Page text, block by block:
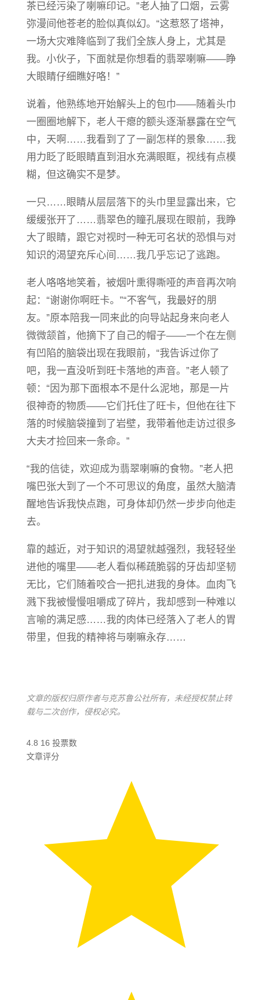
茶已经污染了喇嘛印记。”老人抽了口烟，云雾
弥漫间他苍老的脸似真似幻。“这惹怒了塔神，
一场大灾难降临到了我们全族人身上，尤其是
我。小伙子，下面就是你想看的翡翠喇嘛——睁
大眼睛仔细瞧好咯！”
说着，他熟练地开始解头上的包巾——随着头巾
一圈圈地解下，老人干瘪的额头逐渐暴露在空气
中，天啊……我看到了了一副怎样的景象……我
用力眨了眨眼睛直到泪水充满眼眶，视线有点模
糊，但这确实不是梦。
一只……眼睛从层层落下的头巾里显露出来，它
缓缓张开了……翡翠色的瞳孔展现在眼前，我睁
大了眼睛，跟它对视时一种无可名状的恐惧与对
知识的渴望充斥心间……我几乎忘记了逃跑。
老人咯咯地笑着，被烟叶熏得嘶哑的声音再次响
起：“谢谢你啊旺卡。”“不客气，我最好的朋
友。”原本陪我一同来此的向导站起身来向老人
微微颔首，他摘下了自己的帽子——一个在左侧
有凹陷的脑袋出现在我眼前，“我告诉过你了
吧，我一直没听到旺卡落地的声音。”老人顿了
顿：“因为那下面根本不是什么泥地，那是一片
很神奇的物质——它们托住了旺卡，但他在往下
落的时候脑袋撞到了岩壁，我带着他走访过很多
大夫才捡回来一条命。”
“我的信徒，欢迎成为翡翠喇嘛的食物。”老人把
嘴巴张大到了一个不可思议的角度，虽然大脑清
醒地告诉我快点跑，可身体却仍然一步步向他走
去。
靠的越近，对于知识的渴望就越强烈，我轻轻坐
进他的嘴里——老人看似稀疏脆弱的牙齿却坚韧
无比，它们随着咬合一把扎进我的身体。血肉飞
溅下我被慢慢咀嚼成了碎片，我却感到一种难以
言喻的满足感……我的肉体已经落入了老人的胃
带里，但我的精神将与喇嘛永存……
文章的版权归原作者与克苏鲁公社所有，未经授权禁止转
载与二次创作，侵权必究。
4.8 16 投票数
文章评分